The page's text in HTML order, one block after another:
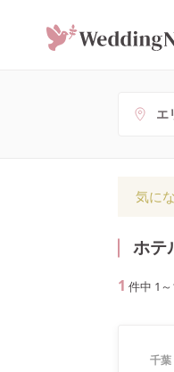
エ
気に
ホテ
1 件中 1 ～
千葉